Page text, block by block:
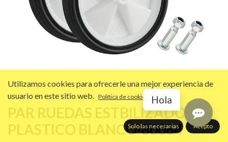
PAR RUEDAS ESTBILIZADORES
PLASTICO BLANCO-80064
Utilizamos cookies para ofrecerle una mejor experiencia de
usuario en este sitio web. Política de cookies
Solo las necesarias Acepto
Hola